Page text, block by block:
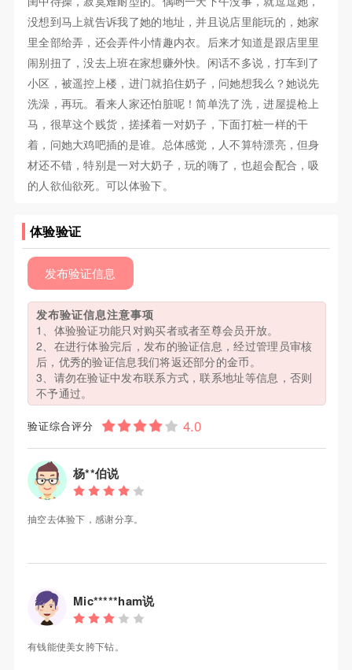
没想到马上就告诉我了她的地址，并且说店里能玩的，她家
里全部给弄，还会弄件小情趣内衣。后来才知道是跟店里里
闹别扭了，没去上班在家想赚外快。闲话不多说，打车到了
小区，被遥控上楼，进门就掐住奶子，问她想我么？她说先
洗澡，再玩。看来人家还怕脏呢！简单洗了洗，进屋提枪上
马，很草这个贱货，搓揉着一对奶子，下面打桩一样的干
着，问她大鸡吧插的是谁。总体感觉，人不算特漂亮，但身
材还不错，特别是一对大奶子，玩的嗨了，也超会配合，吸
的人欲仙欲死。可以体验下。
体验验证
发布验证信息
发布验证信息注意事项
1、体验验证功能只对购买者或者至尊会员开放。
2、在进行体验完后，发布的验证信息，经过管理员审核
后，优秀的验证信息我们将返还部分的金币。
3、请勿在验证中发布联系方式，联系地址等信息，否则
不予通过。
验证综合评分
杨**伯说
抽空去体验下，感谢分享。
Mic*****ham说
有钱能使美女胯下钻。